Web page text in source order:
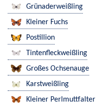
Grünaderweißling
Kleiner Fuchs
Postillion
Tintenfleckweißling
Großes Ochsenauge
Karstweißling
Kleiner Perlmuttfalter